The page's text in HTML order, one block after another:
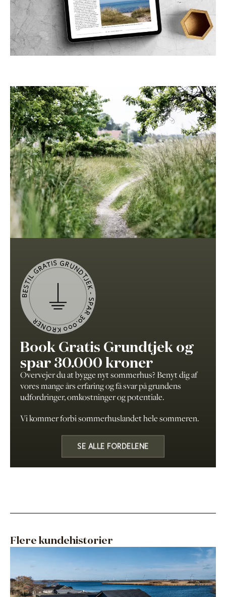
BESTIL GRATIS GRUNDTJEK - SPAR 30.000 KRONER
Book Gratis Grundtjek og
spar 30.000 kroner
Overvejer du at bygge nyt sommerhus? Benyt dig af
vores mange års erfaring og få svar på grundens
udfordringer, omkostninger og potentiale.
Vi kommer forbi sommerhuslandet hele sommeren.
SE ALLE FORDELENE
Flere kundehistorier